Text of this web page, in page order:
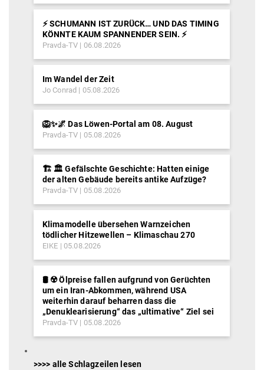
>>>> alle Schlagzeilen lesen